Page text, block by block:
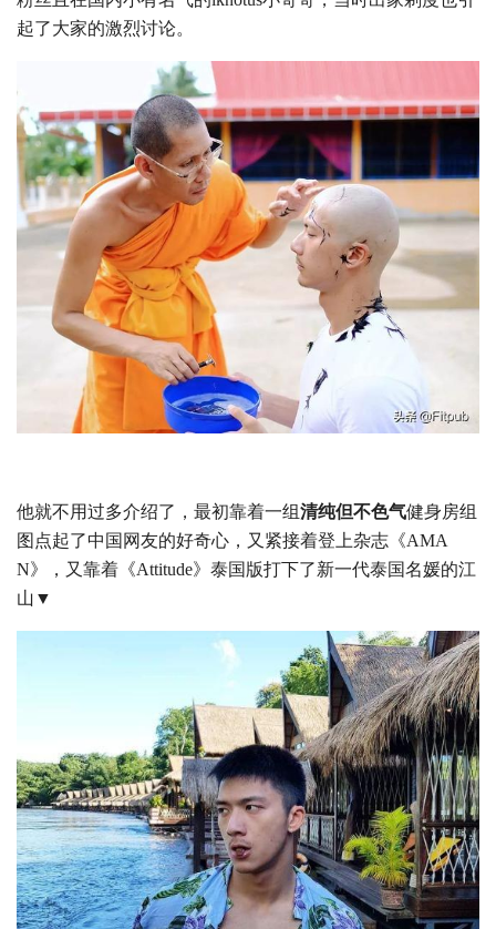
起了大家的激烈讨论。
他就不用过多介绍了，最初靠着一组清纯但不色气健身房组
图点起了中国网友的好奇心，又紧接着登上杂志《AMA
N》，又靠着《Attitude》泰国版打下了新一代泰国名媛的江
山▼